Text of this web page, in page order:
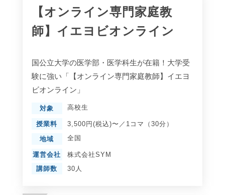
【オンライン専門家庭教
師】イエヨビオンライン
国公立大学の医学部・医学科生が在籍！大学受
験に強い「【オンライン専門家庭教師】イエヨ
ビオンライン」
対象 高校生
授業料 3,500円(税込)〜／1コマ（30分）
地域 全国
運営会社
株式会社SYM
講師数
30人